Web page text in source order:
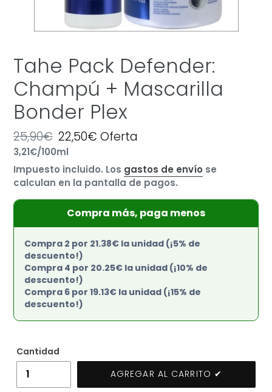
Tahe Pack Defender:
Champú + Mascarilla
Bonder Plex
Precio
habitual
25,90€ Precio
de
oferta
22,50€Oferta
Precio
unitario
3,21€/por
100ml
Impuesto incluido. Los gastos de envío se
calculan en la pantalla de pagos.
Compra más, paga menos
Compra 2 por 21.38€ la unidad (¡5% de
descuento!)
Compra 4 por 20.25€ la unidad (¡10% de
descuento!)
Compra 6 por 19.13€ la unidad (¡15% de
descuento!)
Cantidad
AGREGAR AL CARRITO ✔